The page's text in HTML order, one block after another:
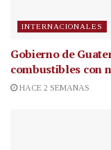
INTERNACIONALES
Gobierno de
combustibles con
HACE 2 SEMANAS